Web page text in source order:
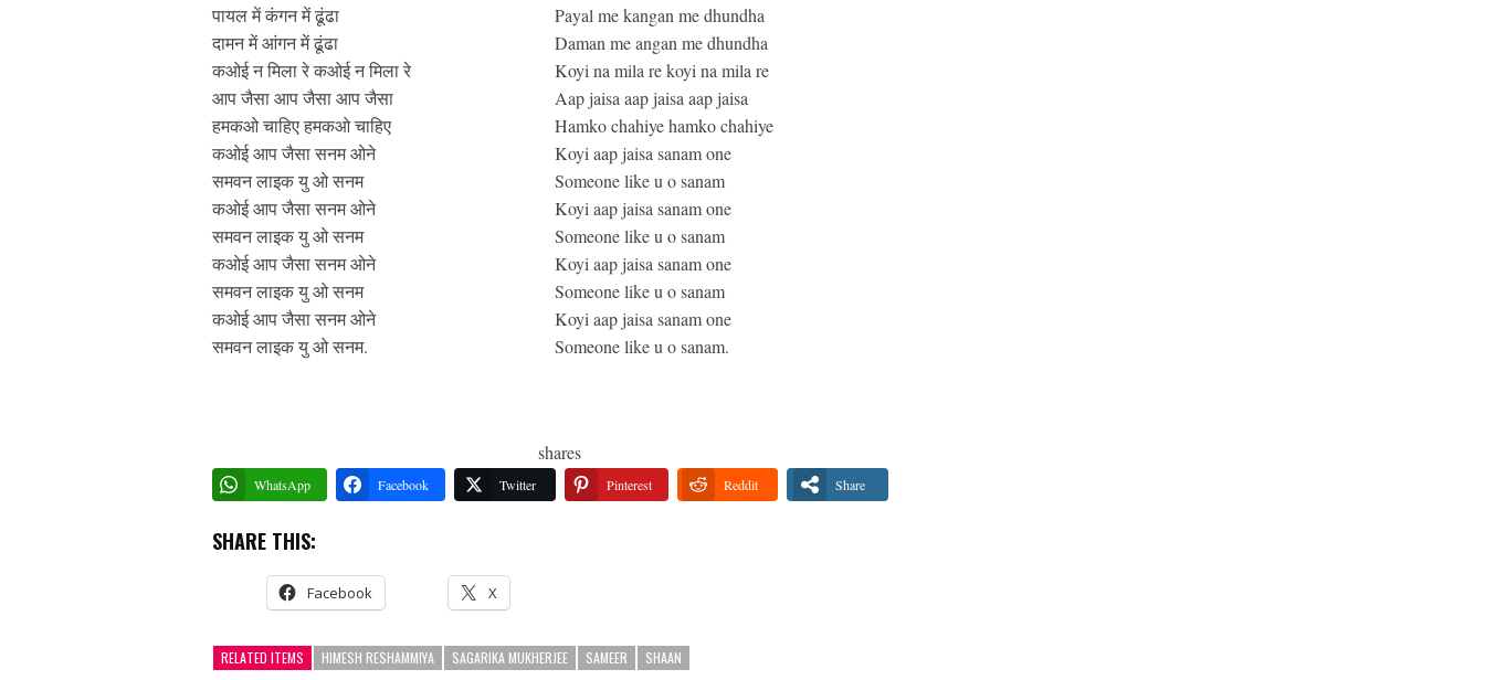
पायल में कंगन में ढूंढा
दामन में आंगन में ढूंढा
कओई न मिला रे कओई न मिला रे
आप जैसा आप जैसा आप जैसा
हमकओ चाहिए हमकओ चाहिए
कओई आप जैसा सनम ओने
समवन लाइक यु ओ सनम
कओई आप जैसा सनम ओने
समवन लाइक यु ओ सनम
कओई आप जैसा सनम ओने
समवन लाइक यु ओ सनम
कओई आप जैसा सनम ओने
समवन लाइक यु ओ सनम.
Payal me kangan me dhundha
Daman me angan me dhundha
Koyi na mila re koyi na mila re
Aap jaisa aap jaisa aap jaisa
Hamko chahiye hamko chahiye
Koyi aap jaisa sanam one
Someone like u o sanam
Koyi aap jaisa sanam one
Someone like u o sanam
Koyi aap jaisa sanam one
Someone like u o sanam
Koyi aap jaisa sanam one
Someone like u o sanam.
shares
WhatsApp Facebook Twitter Pinterest Reddit Share
SHARE THIS:
Facebook X
RELATED ITEMS HIMESH RESHAMMIYA SAGARIKA MUKHERJEE SAMEER SHAAN